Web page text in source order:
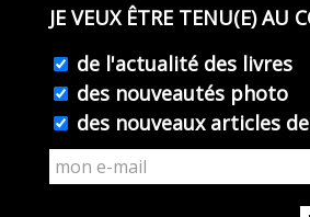
JE VEUX ÊTRE TENU(E) AU
de l'actualité des livres
des nouveautés photo
des nouveaux articles